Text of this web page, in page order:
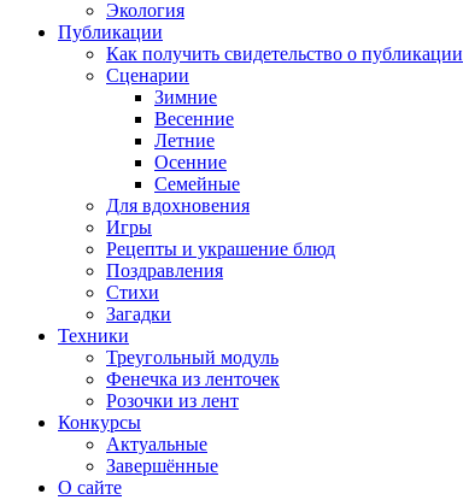
Экология
Публикации
Как получить свидетельство о публикации
Сценарии
Зимние
Весенние
Летние
Осенние
Семейные
Для вдохновения
Игры
Рецепты и украшение блюд
Поздравления
Стихи
Загадки
Техники
Треугольный модуль
Фенечка из ленточек
Розочки из лент
Конкурсы
Актуальные
Завершённые
О сайте